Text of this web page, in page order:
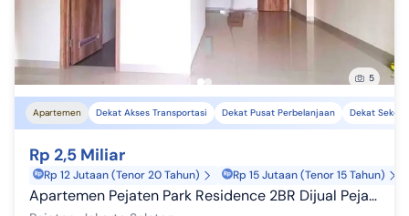
5
Apartemen Dekat Akses Transportasi Dekat Pusat Perbelanjaan Dekat
Rp 2,5 Miliar
Rp 12 Jutaan (Tenor 20 Tahun) Rp 15 Jutaan (Tenor 15 Tahun)
Apartemen Pejaten Park Residence 2BR Dijual Pejaten Pasar Minggu